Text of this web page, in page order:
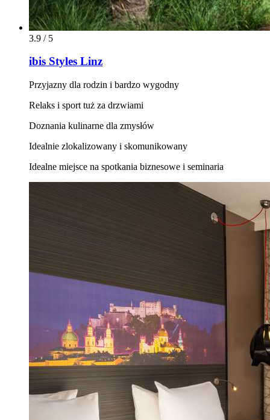
3.9 / 5
ibis Styles Linz
Przyjazny dla rodzin i bardzo wygodny
Relaks i sport tuż za drzwiami
Doznania kulinarne dla zmysłów
Idealnie zlokalizowany i skomunikowany
Idealne miejsce na spotkania biznesowe i seminaria